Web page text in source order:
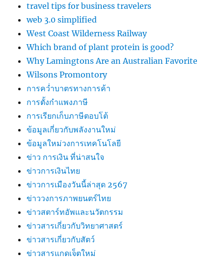
travel tips for business travelers
web 3.0 simplified
West Coast Wilderness Railway
Which brand of plant protein is good?
Why Lamingtons Are an Australian Favorite
Wilsons Promontory
การคว่ำบาตรทางการค้า
การตั้งกำแพงภาษี
การเรียกเก็บภาษีตอบโต้
ข้อมูลเกี่ยวกับพลังงานใหม่
ข้อมูลใหม่วงการเทคโนโลยี
ข่าว การเงิน ที่น่าสนใจ
ข่าวการเงินไทย
ข่าวการเมืองวันนี้ล่าสุด 2567
ข่าววงการภาพยนตร์ไทย
ข่าวสตาร์ทอัพและนวัตกรรม
ข่าวสารเกี่ยวกับวิทยาศาสตร์
ข่าวสารเกี่ยวกับสัตว์
ข่าวสารแกดเจ็ตใหม่